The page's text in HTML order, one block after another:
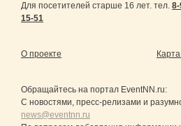
Для посетителей старше 16 лет. тел.
15-51
О проекте
Обращайтесь на портал EventNN.ru:
С новостями, пресс-релизами и
news@eventnn.ru